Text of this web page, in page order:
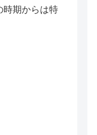
時期からは特